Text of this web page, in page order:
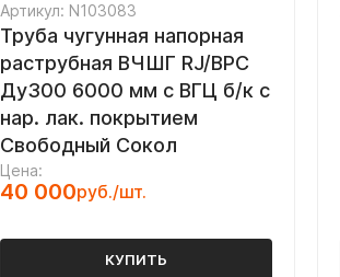
Артикул: N103083
Труба чугунная напорная
раструбная ВЧШГ RJ/ВРС
Ду300 6000 мм с ВГЦ б/к с
нар. лак. покрытием
Свободный Сокол
Цена:
40 000руб./шт.
КУПИТЬ